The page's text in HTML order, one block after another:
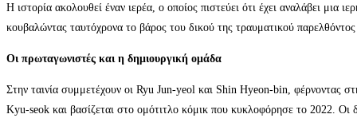
Η ιστορία ακολουθεί έναν ιερέα, ο οποίος πιστεύει ότι έχει αναλάβει
κουβαλώντας ταυτόχρονα το βάρος του δικού της τραυματικού
Οι πρωταγωνιστές και η δημιουργική ομάδα
Στην ταινία συμμετέχουν οι Ryu Jun-yeol και Shin Hyeon-bin, φέρνοντας
Kyu-seok και βασίζεται στο ομότιτλο κόμικ που κυκλοφόρησε το 2022. Οι